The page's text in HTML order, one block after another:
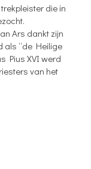
die in
Ars dankt zijn
als “de Heilige
Pius XVI werd
van het